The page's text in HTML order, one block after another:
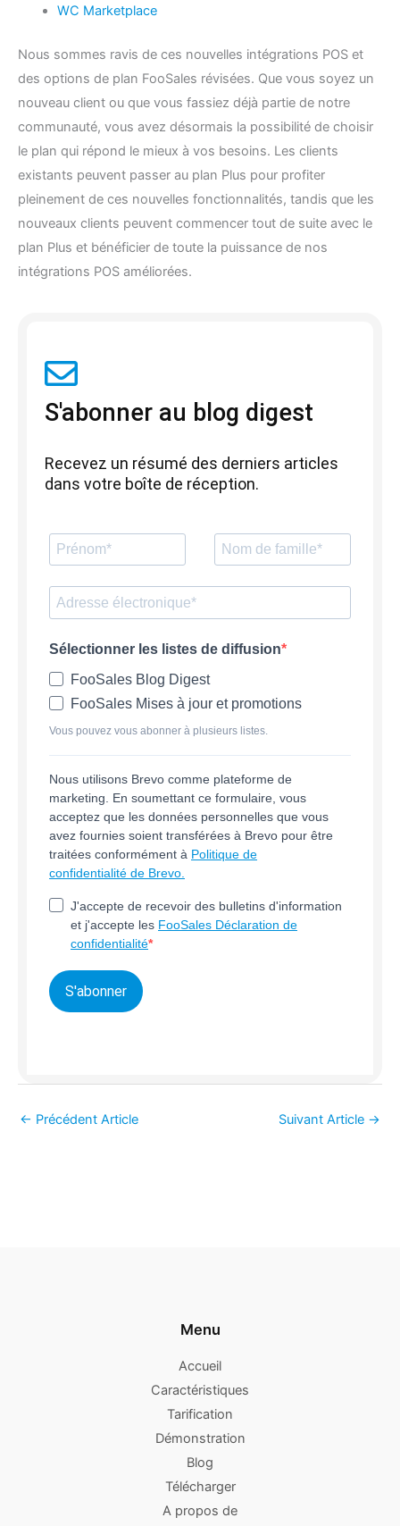
WC Marketplace
Nous sommes ravis de ces nouvelles intégrations POS et
des options de plan FooSales révisées. Que vous soyez un
nouveau client ou que vous fassiez déjà partie de notre
communauté, vous avez désormais la possibilité de choisir
le plan qui répond le mieux à vos besoins. Les clients
existants peuvent passer au plan Plus pour profiter
pleinement de ces nouvelles fonctionnalités, tandis que les
nouveaux clients peuvent commencer tout de suite avec le
plan Plus et bénéficier de toute la puissance de nos
intégrations POS améliorées.
S'abonner au blog digest
Recevez un résumé des derniers articles
dans votre boîte de réception.
Sélectionner les listes de diffusion
FooSales Blog Digest
FooSales Mises à jour et promotions
Vous pouvez vous abonner à plusieurs listes.
Nous utilisons Brevo comme plateforme de
marketing. En soumettant ce formulaire, vous
acceptez que les données personnelles que vous
avez fournies soient transférées à Brevo pour être
traitées conformément à Politique de
confidentialité de Brevo.
J'accepte de recevoir des bulletins d'information
et j'accepte les FooSales Déclaration de
confidentialité
S'abonner
← Précédent Article Suivant Article →
Menu
Accueil
Caractéristiques
Tarification
Démonstration
Blog
Télécharger
A propos de